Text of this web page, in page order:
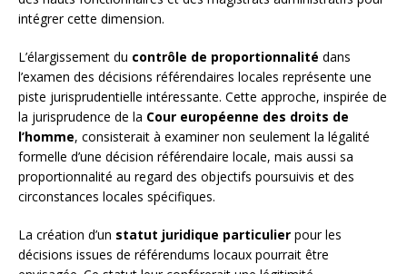
intégrer cette dimension.
L’élargissement du contrôle de proportionnalité dans
l’examen des décisions référendaires locales représente une
piste jurisprudentielle intéressante. Cette approche, inspirée de
la jurisprudence de la Cour européenne des droits de
l’homme, consisterait à examiner non seulement la légalité
formelle d’une décision référendaire locale, mais aussi sa
proportionnalité au regard des objectifs poursuivis et des
circonstances locales spécifiques.
La création d’un statut juridique particulier pour les
décisions issues de référendums locaux pourrait être